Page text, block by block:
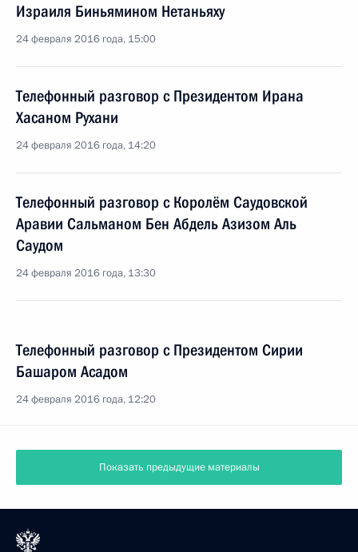
Израиля Биньямином Нетаньяху
24 февраля 2016 года, 15:00
Телефонный разговор с Президентом Ирана
Хасаном Рухани
24 февраля 2016 года, 14:20
Телефонный разговор с Королём Саудовской
Аравии Сальманом Бен Абдель Азизом Аль
Саудом
24 февраля 2016 года, 13:30
Телефонный разговор с Президентом Сирии
Башаром Асадом
24 февраля 2016 года, 12:20
Показать предыдущие материалы